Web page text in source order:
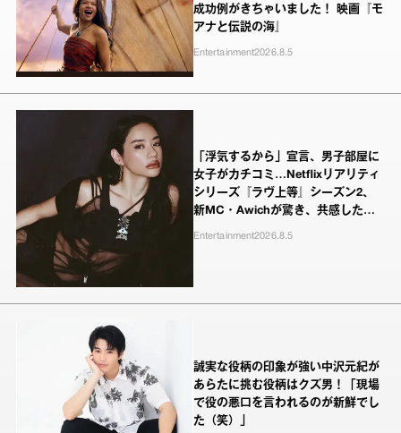
成功例がきちゃいました！ 映画『モ
アナと伝説の海』
Entertainment2026.8.5
「浮気するから」宣言、男子部屋に
女子がカチコミ…Netflixリアリティ
シリーズ『ラヴ上等』シーズン2、
新MC・Awichが驚き、共感したヤ
Entertainment2026.8.5
誠実な役柄の印象が強い中沢元紀が
あらたに挑む役柄はクズ男！「現場
で役の悪口を言われるのが新鮮でし
た（笑）」